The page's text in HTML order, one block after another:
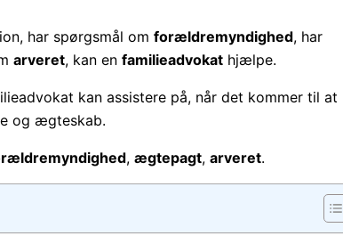
har spørgsmål om forældremyndighed, har
arveret, kan en familieadvokat hjælpe.
kan assistere på, når det kommer til at
og ægteskab.
, ægtepagt, arveret.